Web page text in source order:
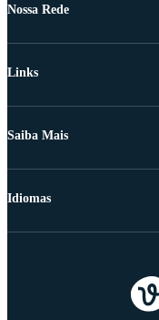
Nossa Rede
Links
Saiba Mais
Idiomas